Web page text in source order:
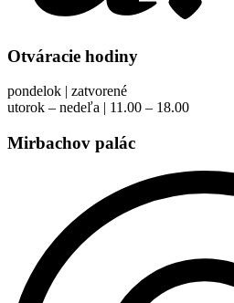
Otváracie hodiny
pondelok | zatvorené
utorok – nedeľa | 11.00 – 18.00
Mirbachov palác